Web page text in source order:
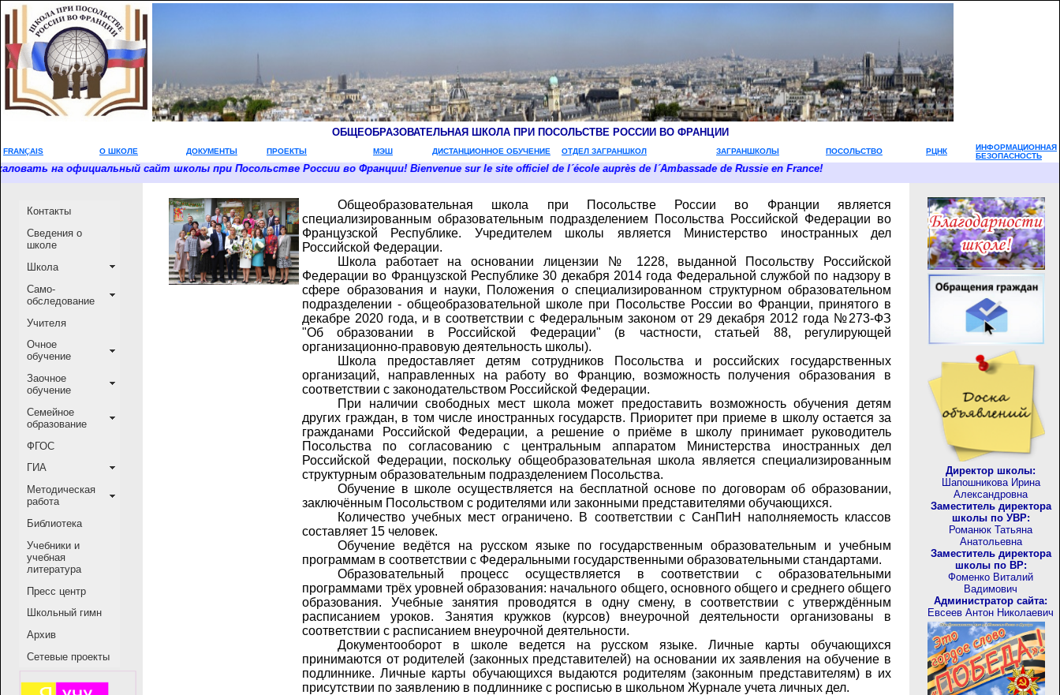
ОБЩЕОБРАЗОВАТЕЛЬНАЯ ШКОЛА ПРИ ПОСОЛЬСТВЕ РОССИИ ВО ФРАНЦИИ
FRANÇAIS О ШКОЛЕ ДОКУМЕНТЫ ПРОЕКТЫ МЭШ ДИСТАНЦИОННОЕ ОБУЧЕНИЕ ОТДЕЛ ЗАГРАНШКОЛ ЗАГРАНШКОЛЫ ПОСОЛЬСТВО РЦНК
ИНФОРМАЦИОННАЯ
БЕЗОПАСНОСТЬ
официальный сайт школы при Посольстве России во Франции! Bienvenue sur le site officiel de l´école auprès de l´Ambassade de Russie en France!
Контакты
Сведения о
школе
Школа
Само-
обследование
Учителя
Очное
обучение
Заочное
обучение
Семейное
образование
ФГОС
ГИА
Методическая
работа
Библиотека
Учебники и
учебная
литература
Пресс центр
Школьный гимн
Архив
Сетевые проекты
Директор школы:
Шапошникова Ирина
Александровна
Заместитель директора
школы по УВР:
Романюк Татьяна
Анатольевна
Заместитель директора
школы по ВР:
Фоменко Виталий
Вадимович
Администратор сайта:
Евсеев Антон Николаевич
Общеобразовательная школа при Посольстве России во Франции является
специализированным образовательным подразделением Посольства Российской Федерации во
Французской Республике. Учредителем школы является Министерство иностранных дел
Российской Федерации.
Школа работает на основании лицензии № 1228, выданной Посольству Российской
Федерации во Французской Республике 30 декабря 2014 года Федеральной службой по надзору в
сфере образования и науки, Положения о специализированном структурном образовательном
подразделении - общеобразовательной школе при Посольстве России во Франции, принятого в
декабре 2020 года, и в соответствии с Федеральным законом от 29 декабря 2012 года №273-ФЗ
"Об образовании в Российской Федерации" (в частности, статьей 88, регулирующей
организационно-правовую деятельность школы).
Школа предоставляет детям сотрудников Посольства и российских государственных
организаций, направленных на работу во Францию, возможность получения образования в
соответствии с законодательством Российской Федерации.
При наличии свободных мест школа может предоставить возможность обучения детям
других граждан, в том числе иностранных государств. Приоритет при приеме в школу остается за
гражданами Российской Федерации, а решение о приёме в школу принимает руководитель
Посольства по согласованию с центральным аппаратом Министерства иностранных дел
Российской Федерации, поскольку общеобразовательная школа является специализированным
структурным образовательным подразделением Посольства.
Обучение в школе осуществляется на бесплатной основе по договорам об образовании,
заключённым Посольством с родителями или законными представителями обучающихся.
Количество учебных мест ограничено. В соответствии с СанПиН наполняемость классов
составляет 15 человек.
Обучение ведётся на русском языке по государственным образовательным и учебным
программам в соответствии с Федеральными государственными образовательными стандартами.
Образовательный процесс осуществляется в соответствии с образовательными
программами трёх уровней образования: начального общего, основного общего и среднего общего
образования. Учебные занятия проводятся в одну смену, в соответствии с утверждённым
расписанием уроков. Занятия кружков (курсов) внеурочной деятельности организованы в
соответствии с расписанием внеурочной деятельности.
Документооборот в школе ведется на русском языке. Личные карты обучающихся
принимаются от родителей (законных представителей) на основании их заявления на обучение в
подлиннике. Личные карты обучающихся выдаются родителям (законным представителям) в их
присутствии по заявлению в подлиннике с росписью в школьном Журнале учета личных дел.